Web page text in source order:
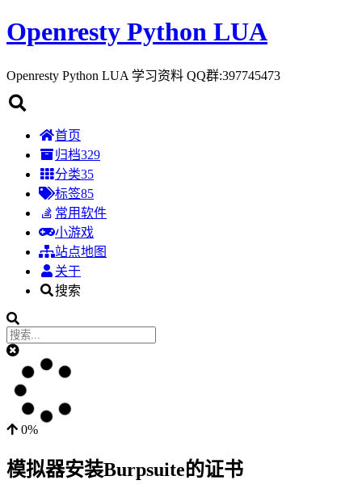
Openresty Python LUA
Openresty Python LUA 学习资料 QQ群:397745473
首页
归档329
分类35
标签85
常用软件
小游戏
站点地图
关于
搜索
0%
模拟器安装Burpsuite的证书